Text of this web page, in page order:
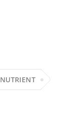
NUTRIENT